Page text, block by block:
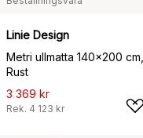
Linie Design
Metri ullmatta 140x200 cm,
Rust
3 369 kr
Rek. 4 123 kr